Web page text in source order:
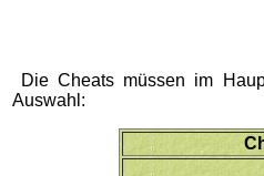
Die Cheats müssen im
Auswahl: